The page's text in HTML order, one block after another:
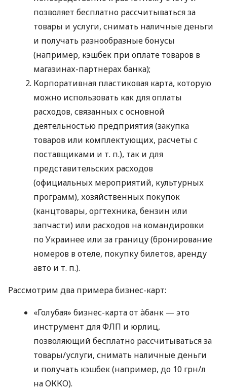
позволяет бесплатно рассчитываться за
товары и услуги, снимать наличные деньги
и получать разнообразные бонусы
(например, кэшбек при оплате товаров в
магазинах-партнерах банка);
Корпоративная пластиковая карта, которую
можно использовать как для оплаты
расходов, связанных с основной
деятельностью предприятия (закупка
товаров или комплектующих, расчеты с
поставщиками и т. п.), так и для
представительских расходов
(официальных мероприятий, культурных
программ), хозяйственных покупок
(канцтовары, оргтехника, бензин или
запчасти) или расходов на командировки
по Украинее или за границу (бронирование
номеров в отеле, покупку билетов, аренду
авто и т. п.).
Рассмотрим два примера бизнес-карт:
«Голубая» бизнес-карта от àбанк — это
инструмент для ФЛП и юрлиц,
позволяющий бесплатно рассчитываться за
товары/услуги, снимать наличные деньги
и получать кэшбек (например, до 10 грн/л
на ОККО).